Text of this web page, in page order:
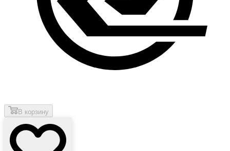
В корзину